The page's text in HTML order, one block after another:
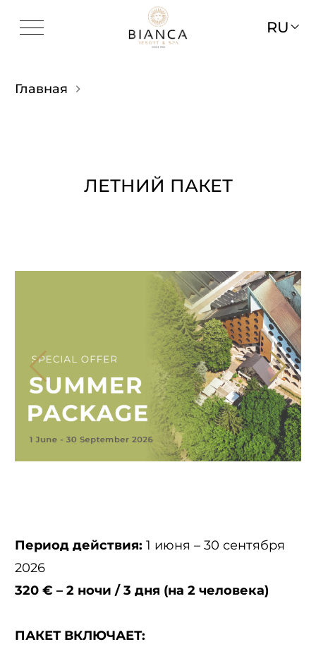
RU
Главная
ЛЕТНИЙ ПАКЕТ
Период действия: 1 июня – 30 сентября
2026
320 € – 2 ночи / 3 дня (на 2 человека)
ПАКЕТ ВКЛЮЧАЕТ: